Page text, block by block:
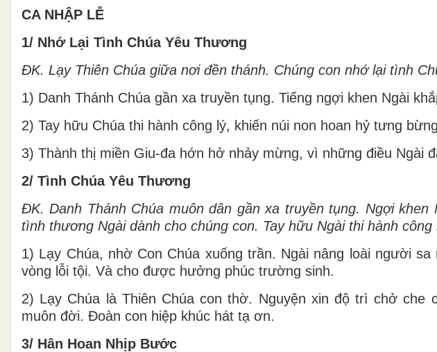
CA NHẬP LỄ
1/ Nhớ Lại Tình Chúa Yêu Thương
ĐK. Lạy Thiên Chúa giữa nơi đền thánh. Chúng con nhớ lại tình
1) Danh Thánh Chúa gần xa truyền tụng. Tiếng ngợi khen Ngài
2) Tay hữu Chúa thi hành công lý, khiến núi non hoan hỷ tưng
3) Thành thị miền Giu-đa hớn hở nhảy mừng, vì những điều Ngài
2/ Tình Chúa Yêu Thương
ĐK. Danh Thánh Chúa muôn dân gần xa truyền tụng. Ngợi
tình thương Ngài dành cho chúng con. Tay hữu Ngài thi hành công
1) Lạy Chúa, nhờ Con Chúa xuống trần. Ngài nâng loài người
vòng lỗi tội. Và cho được hưởng phúc trường sinh.
2) Lạy Chúa là Thiên Chúa con thờ. Nguyện xin độ trì chở che
muôn đời. Đoàn con hiệp khúc hát tạ ơn.
3/ Hân Hoan Nhịp Bước